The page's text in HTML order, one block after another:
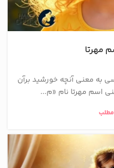
مهرتا
به معنی آنچه خورشید برآن
اسم مهرتا نام «م...
مطلب